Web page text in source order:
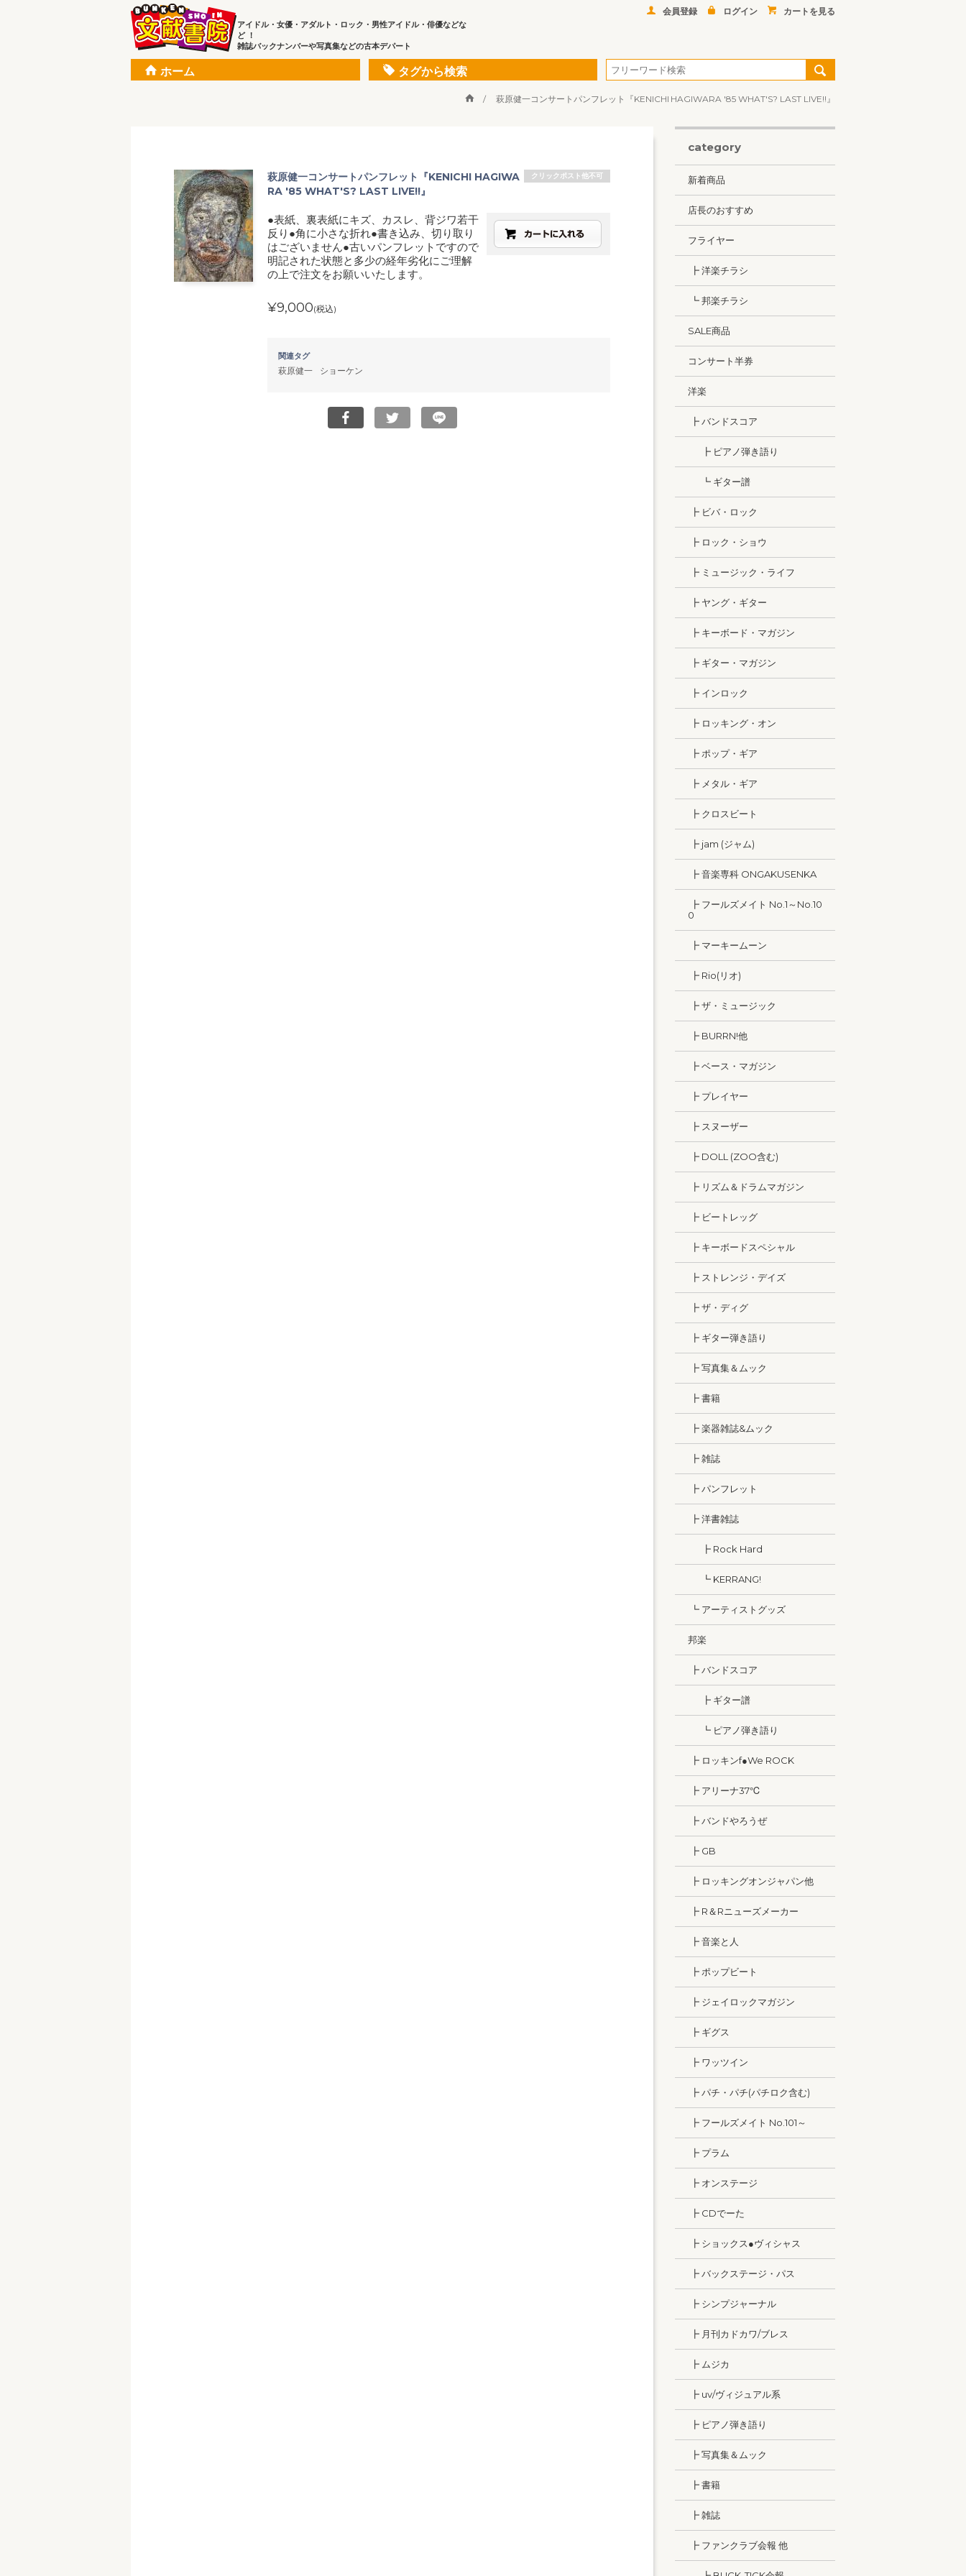
アイドル・女優・アダルト・ロック・男性アイドル・俳優などな
ど ！
雑誌バックナンバーや写真集などの古本デパート
会員登録 ログイン カートを見る
ホーム タグから検索
萩原健一コンサートパンフレット『KENICHI HAGIWARA '85 WHAT'S? LAST LIVE!!』
クリックポスト他不可
萩原健一コンサートパンフレット『KENICHI HAGIWA
RA '85 WHAT'S? LAST LIVE!!』
●表紙、裏表紙にキズ、カスレ、背ジワ若干
反り●角に小さな折れ●書き込み、切り取り
はございません●古いパンフレットですので
明記された状態と多少の経年劣化にご理解
の上で注文をお願いいたします。
¥9,000(税込)
関連タグ
萩原健一 ショーケン
category
新着商品
店長のおすすめ
フライヤー
┣ 洋楽チラシ
┗ 邦楽チラシ
SALE商品
コンサート半券
洋楽
┣ バンドスコア
┣ ピアノ弾き語り
┗ ギター譜
┣ ビバ・ロック
┣ ロック・ショウ
┣ ミュージック・ライフ
┣ ヤング・ギター
┣ キーボード・マガジン
┣ ギター・マガジン
┣ インロック
┣ ロッキング・オン
┣ ポップ・ギア
┣ メタル・ギア
┣ クロスビート
┣ jam (ジャム)
┣ 音楽専科 ONGAKUSENKA
┣ フールズメイト No.1～No.10
0
┣ マーキームーン
┣ Rio(リオ)
┣ ザ・ミュージック
┣ BURRN!他
┣ ベース・マガジン
┣ プレイヤー
┣ スヌーザー
┣ DOLL (ZOO含む)
┣ リズム＆ドラムマガジン
┣ ビートレッグ
┣ キーボードスペシャル
┣ ストレンジ・デイズ
┣ ザ・ディグ
┣ ギター弾き語り
┣ 写真集＆ムック
┣ 書籍
┣ 楽器雑誌&ムック
┣ 雑誌
┣ パンフレット
┣ 洋書雑誌
┣ Rock Hard
┗ KERRANG!
┗ アーティストグッズ
邦楽
┣ バンドスコア
┣ ギター譜
┗ ピアノ弾き語り
┣ ロッキンf●We ROCK
┣ アリーナ37℃
┣ バンドやろうぜ
┣ GB
┣ ロッキングオンジャパン他
┣ R＆Rニューズメーカー
┣ 音楽と人
┣ ポップビート
┣ ジェイロックマガジン
┣ ギグス
┣ ワッツイン
┣ パチ・パチ(パチロク含む)
┣ フールズメイト No.101～
┣ プラム
┣ オンステージ
┣ CDでーた
┣ ショックス●ヴィシャス
┣ バックステージ・パス
┣ シンプジャーナル
┣ 月刊カドカワ/ブレス
┣ ムジカ
┣ uv/ヴィジュアル系
┣ ピアノ弾き語り
┣ 写真集＆ムック
┣ 書籍
┣ 雑誌
┣ ファンクラブ会報 他